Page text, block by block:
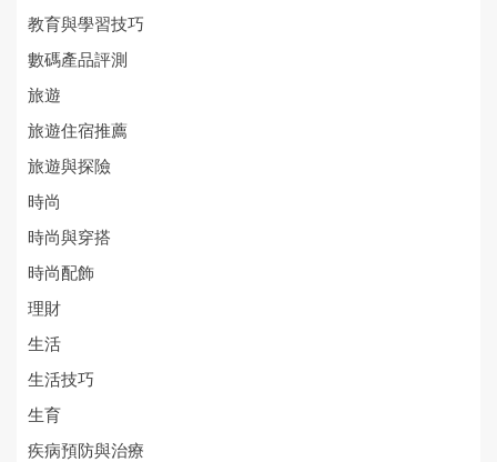
教育與學習技巧
數碼產品評測
旅遊
旅遊住宿推薦
旅遊與探險
時尚
時尚與穿搭
時尚配飾
理財
生活
生活技巧
生育
疾病預防與治療